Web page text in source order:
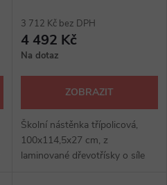
3 712 Kč bez DPH
4 492 Kč
Na dotaz
ZOBRAZIT
Školní nástěnka třípolicová,
100x114,5x27 cm, z
laminované dřevotřísky o síle